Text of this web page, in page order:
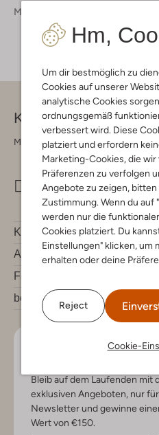
Hm,
Um dir bestmöglich zu
Cookies auf unserer
analytische Cookies
ordnungsgemäß
verbessert wird. Diese
platziert und erfordern
Marketing-Cookies, die
Präferenzen zu verfolgen
Angebote zu zeigen,
Zustimmung. Wenn du auf
werden nur die
Cookies platziert. Du
Einstellungen" klicken, um
erhalten oder deine
Reject
Cookie-
Marken
Kontakt
Montag - Freitag 09:00 - 17:00 uur
info@omoda.de
Kundenservice
Account
Fashion News
bei Omoda
Lass uns in
Bleib auf dem Laufenden mit
exklusiven Angeboten, nur
Newsletter und gewinne
Wert von €150.